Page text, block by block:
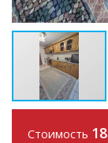
Стоимость